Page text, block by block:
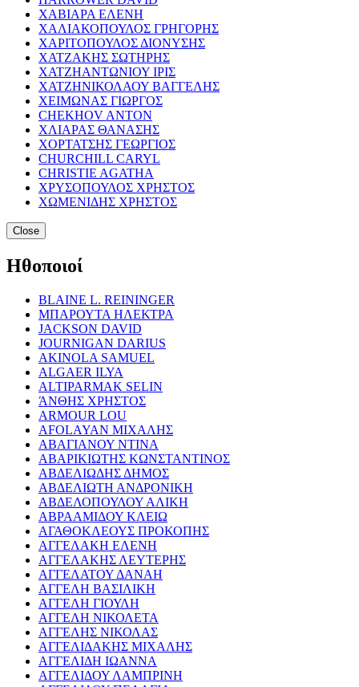
ΧΑΒΙΑΡΑ ΕΛΕΝΗ
ΧΑΛΙΑΚΟΠΟΥΛΟΣ ΓΡΗΓΟΡΗΣ
ΧΑΡΙΤΟΠΟΥΛΟΣ ΔΙΟΝΥΣΗΣ
ΧΑΤΖΑΚΗΣ ΣΩΤΗΡΗΣ
ΧΑΤΖΗΑΝΤΩΝΙΟΥ ΙΡΙΣ
ΧΑΤΖΗΝΙΚΟΛΑΟΥ ΒΑΓΓΕΛΗΣ
ΧΕΙΜΩΝΑΣ ΓΙΩΡΓΟΣ
CHEKHOV ANTON
ΧΛΙΑΡΑΣ ΘΑΝΑΣΗΣ
ΧΟΡΤΑΤΣΗΣ ΓΕΩΡΓΙΟΣ
CHURCHILL CARYL
CHRISTIE AGATHA
ΧΡΥΣΟΠΟΥΛΟΣ ΧΡΗΣΤΟΣ
ΧΩΜΕΝΙΔΗΣ ΧΡΗΣΤΟΣ
Close
Ηθοποιοί
BLAINE L. REININGER
ΜΠΑΡΟΥΤΑ ΗΛΕΚΤΡΑ
JACKSON DAVID
JOURNIGAN DARIUS
AKINOLA SAMUEL
ALGAER ILYA
ALTIPARMAK SELIN
ΆΝΘΗΣ ΧΡΗΣΤΟΣ
ARMOUR LOU
AFOLAYAN ΜΙΧΑΛΗΣ
ΑΒΑΓΙΑΝΟΥ ΝΤΙΝΑ
ΑΒΑΡΙΚΙΩΤΗΣ ΚΩΝΣΤΑΝΤΙΝΟΣ
ΑΒΔΕΛΙΩΔΗΣ ΔΗΜΟΣ
ΑΒΔΕΛΙΩΤΗ ΑΝΔΡΟΝΙΚΗ
ΑΒΔΕΛΟΠΟΥΛΟΥ ΑΛΙΚΗ
ΑΒΡΑΑΜΙΔΟΥ ΚΛΕΙΩ
ΑΓΑΘΟΚΛΕΟΥΣ ΠΡΟΚΟΠΗΣ
ΑΓΓΕΛΑΚΗ ΕΛΕΝΗ
ΑΓΓΕΛΑΚΗΣ ΛΕΥΤΕΡΗΣ
ΑΓΓΕΛΑΤΟΥ ΔΑΝΑΗ
ΑΓΓΕΛΗ ΒΑΣΙΛΙΚΗ
ΑΓΓΕΛΗ ΓΙΟΥΛΗ
ΑΓΓΕΛΗ ΝΙΚΟΛΕΤΑ
ΑΓΓΕΛΗΣ ΝΙΚΟΛΑΣ
ΑΓΓΕΛΙΔΑΚΗΣ ΜΙΧΑΛΗΣ
ΑΓΓΕΛΙΔΗ ΙΩΑΝΝΑ
ΑΓΓΕΛΙΔΟΥ ΛΑΜΠΡΙΝΗ